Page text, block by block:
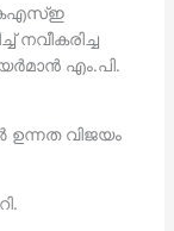
നവീകരിച്ച
എം.പി.
വിജയം